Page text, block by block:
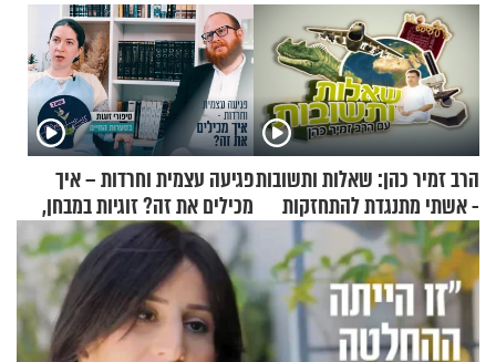
הרב זמיר כהן: שאלות ותשובות
- אשתי מתנגדת להתחזקות
שלי
פגיעה עצמית וחרדות – איך
מכילים את זה? זוגיות במבחן,
הפעם עם יהודית ואלתר כהן